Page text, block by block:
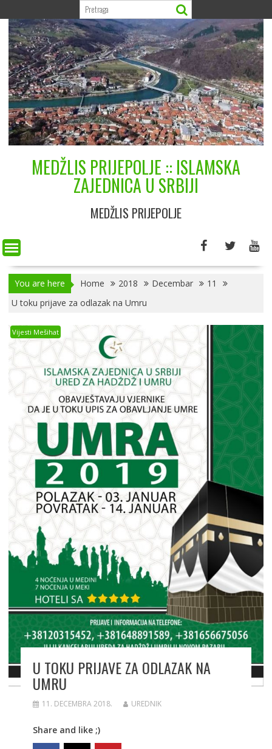
to
content
MEDŽLIS PRIJEPOLJE :: ISLAMSKA
ZAJEDNICA U SRBIJI
MEDŽLIS PRIJEPOLJE
You are here Home 2018 Decembar
11
U toku prijave za odlazak na Umru
Vijesti Mešihat
U TOKU PRIJAVE ZA ODLAZAK NA
UMRU
11. DECEMBRA 2018. UREDNIK
Share and like ;)